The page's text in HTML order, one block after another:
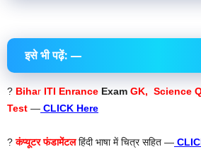
इसे भी पढ़ें: —
? Bihar ITI Enrance Exam GK, Science
Test — CLICK Here
?कंप्यूटर फंडामेंटलहिंदी भाषा में चित्र सहित —